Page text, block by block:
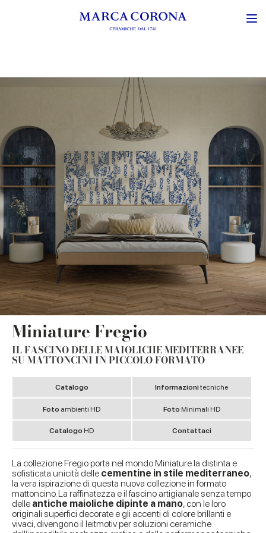
Miniature Fregio
IL FASCINO DELLE MAIOLICHE MEDITERRANEE
SU MATTONCINI IN PICCOLO FORMATO
Catalogo Informazionitecniche
Foto ambienti HD Foto Minimali HD
Catalogo HD Contattaci
La collezione Fregio porta nel mondo Miniature la distinta e
sofisticata unicità delle cementine in stile mediterraneo,
la vera ispirazione di questa nuova collezione in formato
mattoncino. La raffinatezza e il fascino artigianale senza tempo
delle antiche maioliche dipinte a mano, con le loro
originali superfici decorate e gli accenti di colore brillanti e
vivaci, divengono il leitmotiv per soluzioni ceramiche